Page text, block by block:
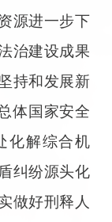
源进一步下
治建设成果
持和发展新
体国家安全
化解综合机
纠纷源头化
做好刑释人